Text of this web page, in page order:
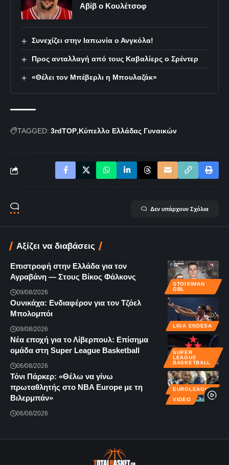
Αβίβ ο Κουλέτσοφ
Συνεχίζει στην Ιαπωνία ο Ανγκόλα!
Προς ανταλλαγή από τους Καβαλίερς ο Σρέντερ
«Θέλει τον Μπέβερλι η Μπουλαζάκ»
TAGGED: 3rdTOP Κύπελλο Ελλάδας Γυναικών
Δεν υπάρχουν Σχόλια
Αξίζει να διαβάσεις
STOIXIMAN
GBL
Επιστροφή στην Ελλάδα για τον
Αγραβάνη — Στους Βίκος Φάλκονς
09/08/2026
LIGA ENDESA
Ουνικάχα: Ενδιαφέρον για τον Τζόελ
Μπολομπόι
09/08/2026
SUPER
LEAGUE
BASKETBALL
Νέα εποχή για το Λίβερπουλ: Επίσημα
ομάδα στη Super League Basketball
06/08/2026
EUROLEAGUE
VIDEO
Τόνι Πάρκερ: «Θέλω να γίνω
πρωταθλητής στο NBA Europe με τη
Βιλερμπάν»
06/08/2026